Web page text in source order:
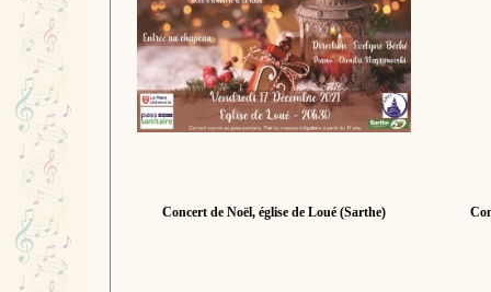
Concert de Noël, église de Loué (Sarthe)